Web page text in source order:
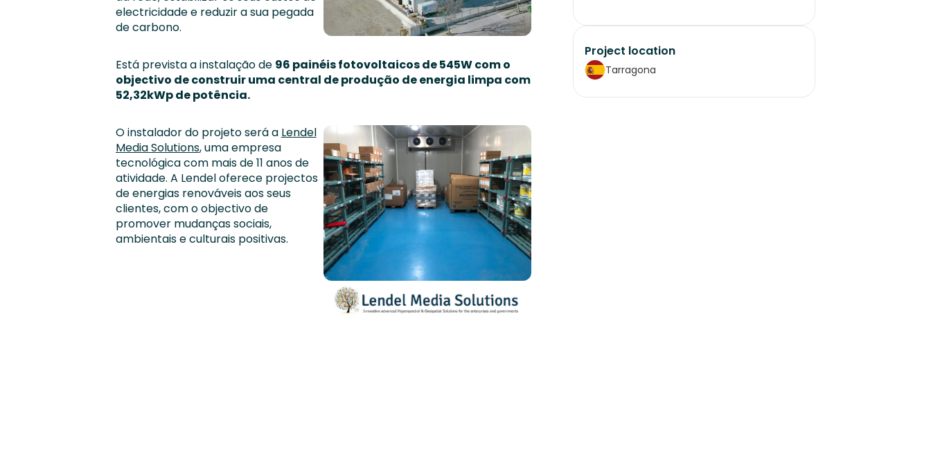
electricidade e reduzir a sua pegada
de carbono.
Está prevista a instalação de 96 painéis fotovoltaicos de 545W com o
objectivo de construir uma central de produção de energia limpa com
52,32kWp de potência.
O instalador do projeto será a Lendel
Media Solutions, uma empresa
tecnológica com mais de 11 anos de
atividade. A Lendel oferece projectos
de energias renováveis aos seus
clientes, com o objectivo de
promover mudanças sociais,
ambientais e culturais positivas.
Project location
Tarragona